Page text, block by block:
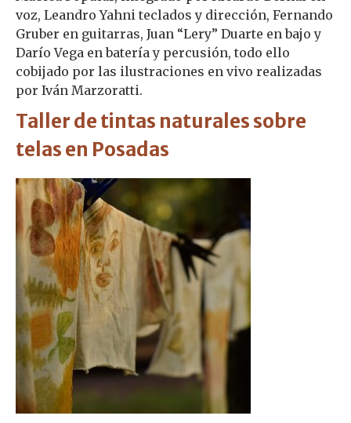
voz, Leandro Yahni teclados y dirección, Fernando
Gruber en guitarras, Juan “Lery” Duarte en bajo y
Darío Vega en batería y percusión, todo ello
cobijado por las ilustraciones en vivo realizadas
por Iván Marzoratti.
Taller de tintas naturales sobre
telas en Posadas